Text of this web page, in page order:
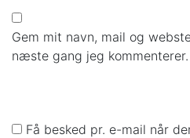
Gem mit navn, mail og
næste gang jeg kommenterer.
Få besked pr. e-mail når